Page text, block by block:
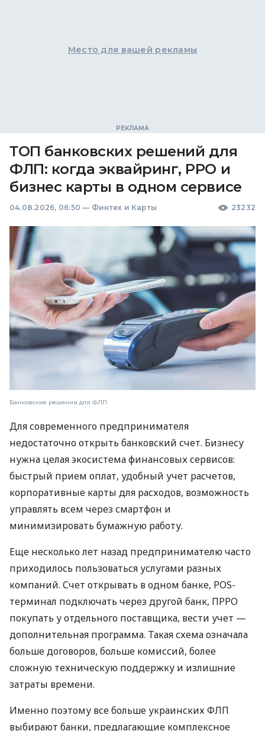
Место для вашей рекламы
ТОП банковских решений для
ФЛП: когда эквайринг, РРО и
бизнес карты в одном сервисе
04.08.2026, 06:50 — Финтех и Карты 23232
Банковские решения для ФЛП
Для современного предпринимателя
недостаточно открыть банковский счет. Бизнесу
нужна целая экосистема финансовых сервисов:
быстрый прием оплат, удобный учет расчетов,
корпоративные карты для расходов, возможность
управлять всем через смартфон и
минимизировать бумажную работу.
Еще несколько лет назад предпринимателю часто
приходилось пользоваться услугами разных
компаний. Счет открывать в одном банке, POS-
терминал подключать через другой банк, ПРРО
покупать у отдельного поставщика, вести учет —
дополнительная программа. Такая схема означала
больше договоров, больше комиссий, более
сложную техническую поддержку и излишние
затраты времени.
Именно поэтому все больше украинских ФЛП
выбирают банки, предлагающие комплексное